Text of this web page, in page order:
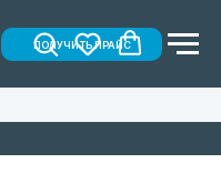
ПОЛУЧИТЬ ПРАЙС